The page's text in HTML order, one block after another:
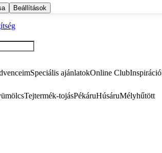
Beállítások
Speciális ajánlatokOnline Club
Tejtermék-tojásPékáruHúsáruMélyhűtött